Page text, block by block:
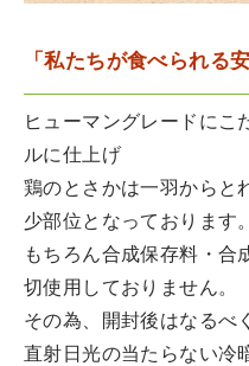
「私たちが食べられる
ヒューマングレードにこ
ルに仕上げ
鶏のとさかは一羽からと
少部位となっております。
もちろん合成保存料・合
切使用しておりません。
その為、開封後はなるべ
直射日光の当たらない冷